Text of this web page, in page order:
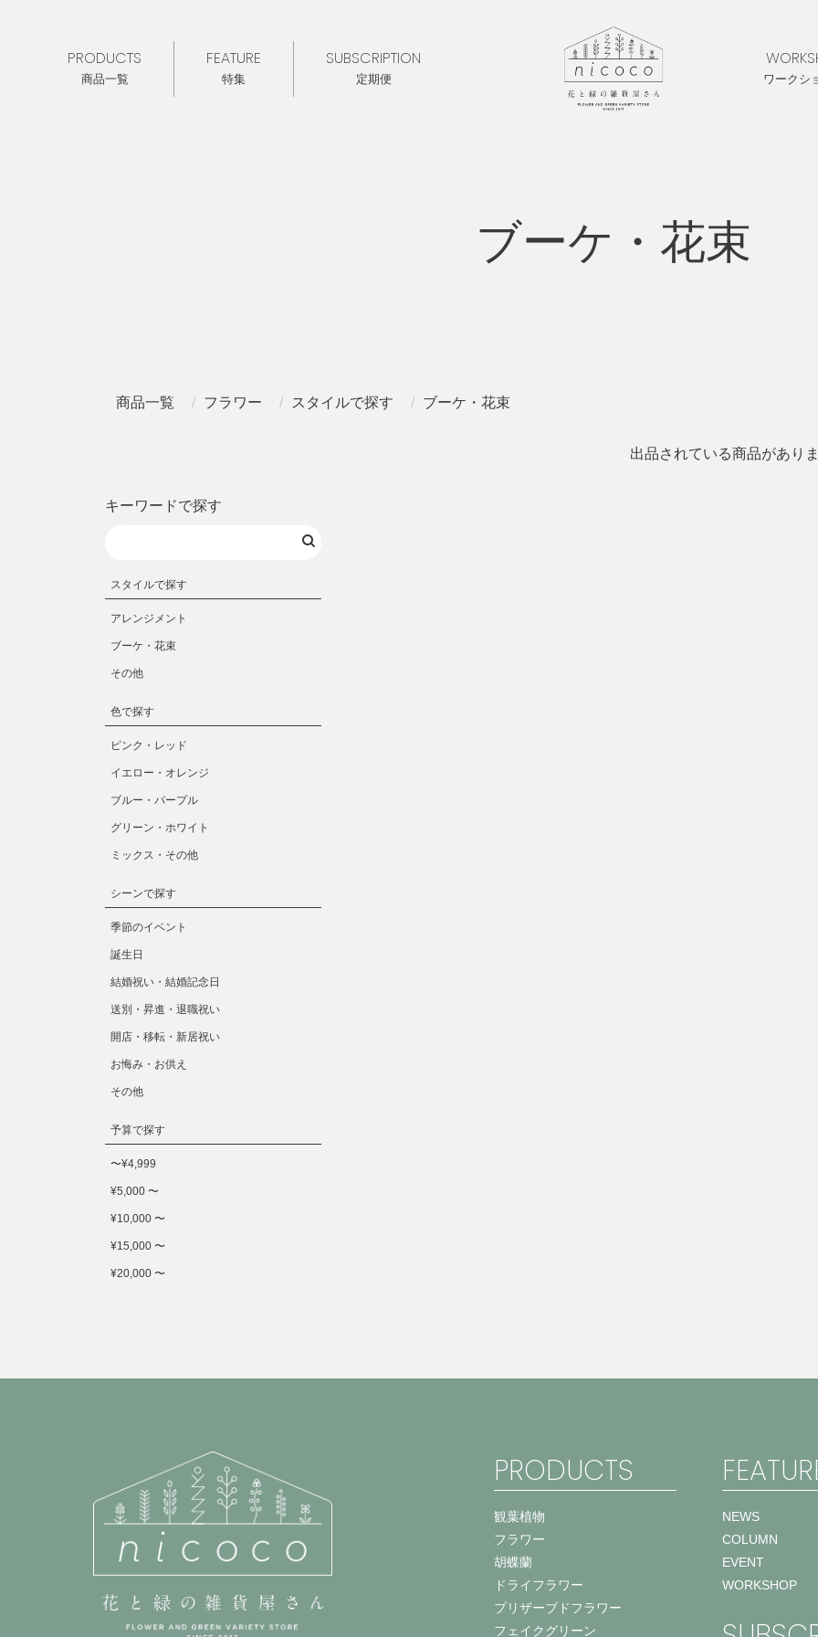
PRODUCTS
商品一覧
FEATURE
特集
SUBSCRIPTION
定期便 ワークシ
ブーケ・花束
商品一覧 フラワー スタイルで探す ブーケ・花束
出品されている商品があり
キーワードで探す
スタイルで探す
アレンジメント
ブーケ・花束
その他
色で探す
ピンク・レッド
イエロー・オレンジ
ブルー・パープル
グリーン・ホワイト
ミックス・その他
シーンで探す
季節のイベント
誕生日
結婚祝い・結婚記念日
送別・昇進・退職祝い
開店・移転・新居祝い
お悔み・お供え
その他
予算で探す
〜¥4,999
¥5,000 〜
¥10,000 〜
¥15,000 〜
¥20,000 〜
PRODUCTS
観葉植物
フラワー
胡蝶蘭
ドライフラワー
プリザーブドフラワー
フェイクグリーン
NEWS
COLUMN
EVENT
WORKSHOP